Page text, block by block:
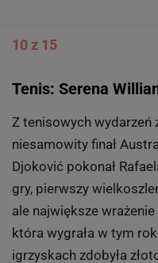
10 z 15